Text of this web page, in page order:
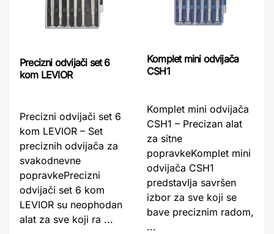
Precizni odvijači set 6
kom LEVIOR
Precizni odvijači set 6
kom LEVIOR – Set
preciznih odvijača za
svakodnevne
popravkePrecizni
odvijači set 6 kom
LEVIOR su neophodan
alat za sve koji ra ...
Komplet mini odvijača
CSH1
Komplet mini odvijača
CSH1 – Precizan alat
za sitne
popravkeKomplet mini
odvijača CSH1
predstavlja savršen
izbor za sve koji se
bave preciznim radom,
...